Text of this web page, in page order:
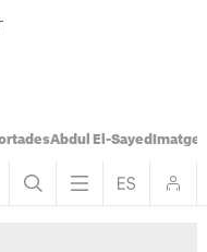
Abdul El-Sayed